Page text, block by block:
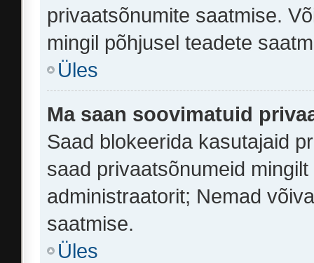
privaatsõnumite saatmise.
mingil põhjusel teadete
Üles
Ma saan soovimatuid
Saad blokeerida kasutajaid
saad privaatsõnumeid
administraatorit; Nemad
saatmise.
Üles